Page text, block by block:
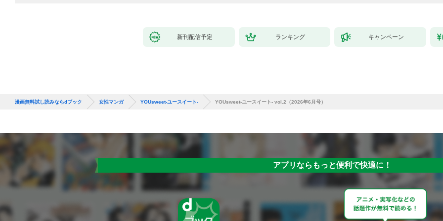
新刊配信予定 ランキング キャンペーン
漫画無料試し読みならdブック 女性マンガ YOUsweet-ユースイート- YOUsweet-ユースイート- vol.2（2026年6月号）
アプリならもっと便利で快適に！